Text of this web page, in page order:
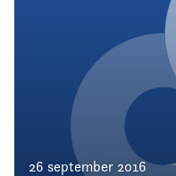
26 september 2016